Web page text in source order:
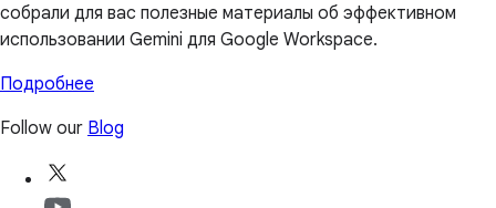
собрали для вас полезные материалы об эффективном
использовании Gemini для Google Workspace.
Подробнее
Follow our Blog